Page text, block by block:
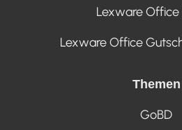
Lexware
Lexware Office
Themen
GoBD